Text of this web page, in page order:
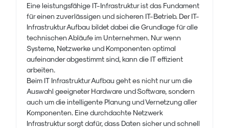
Eine leistungsfähige IT-Infrastruktur ist das Fundament
für einen zuverlässigen und sicheren IT-Betrieb. Der IT-
Infrastruktur Aufbau bildet dabei die Grundlage für alle
technischen Abläufe im Unternehmen. Nur wenn
Systeme, Netzwerke und Komponenten optimal
aufeinander abgestimmt sind, kann die IT effizient
arbeiten.
Beim IT Infrastruktur Aufbau geht es nicht nur um die
Auswahl geeigneter Hardware und Software, sondern
auch um die intelligente Planung und Vernetzung aller
Komponenten. Eine durchdachte Netzwerk
Infrastruktur sorgt dafür, dass Daten sicher und schnell